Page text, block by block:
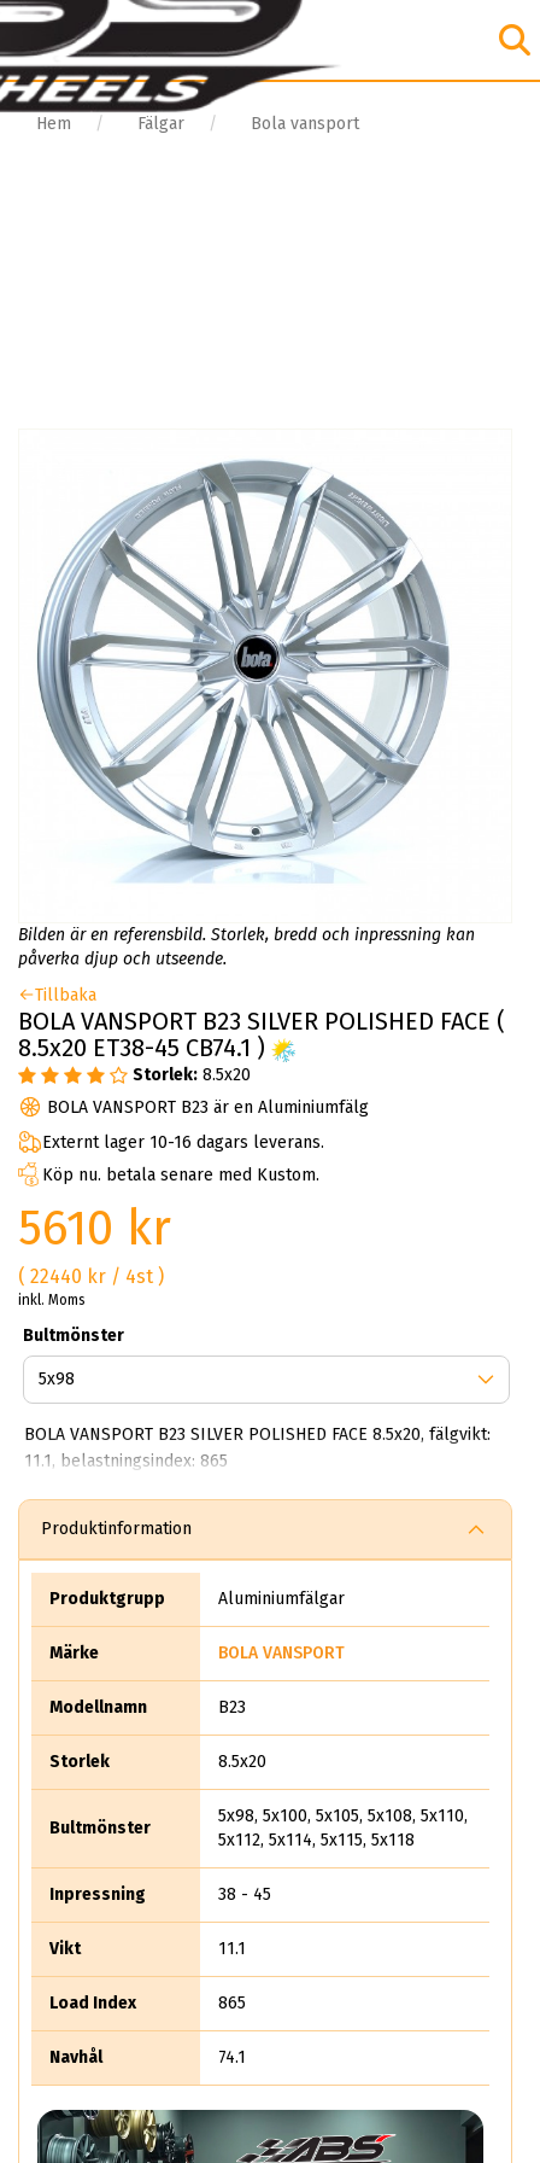
Hem Fälgar Bola vansport
Bilden är en referensbild. Storlek, bredd och inpressning kan
påverka djup och utseende.
Tillbaka
BOLA VANSPORT B23 SILVER POLISHED FACE (
8.5x20 ET38-45 CB74.1 )
Storlek: 8.5x20
BOLA VANSPORT B23 är en Aluminiumfälg
Externt lager 10-16 dagars leverans.
Köp nu. betala senare med Kustom.
5610 kr
( 22440 kr / 4st )
inkl. Moms
Bultmönster
BOLA VANSPORT B23 SILVER POLISHED FACE 8.5x20, fälgvikt:
11.1, belastningsindex: 865
Produktinformation
Produktgrupp Aluminiumfälgar
Märke BOLA VANSPORT
Modellnamn B23
Storlek 8.5x20
Bultmönster
5x98, 5x100, 5x105, 5x108, 5x110,
5x112, 5x114, 5x115, 5x118
Inpressning 38 - 45
Vikt 11.1
Load Index 865
Navhål 74.1